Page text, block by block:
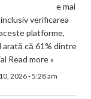
e mai
verificarea
platforme,
că 61% dintre
Read more »
2026 - 5:28 am